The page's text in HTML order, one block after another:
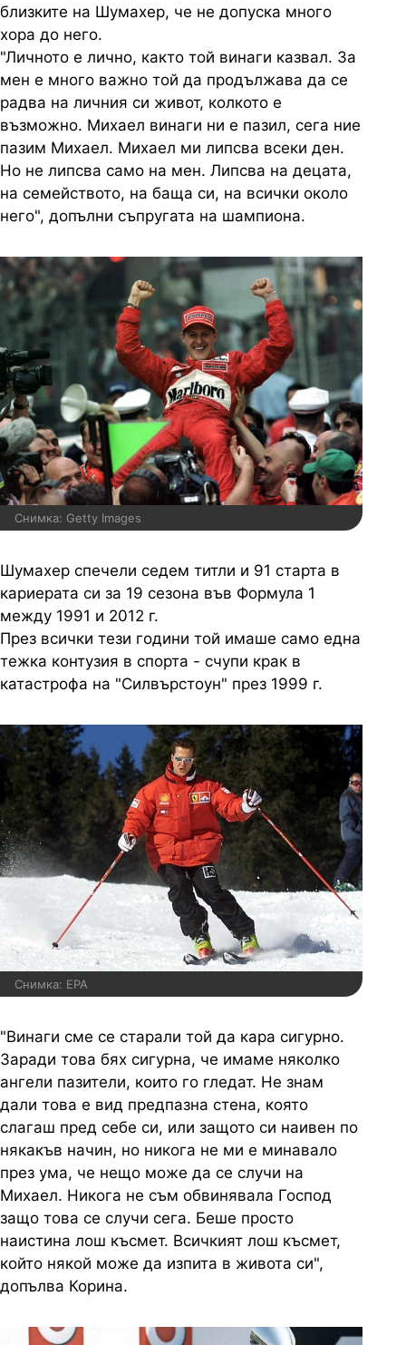
близките на Шумахер, че не допуска много
хора до него.
"Личното е лично, както той винаги казвал. За
мен е много важно той да продължава да се
радва на личния си живот, колкото е
възможно. Михаел винаги ни е пазил, сега ние
пазим Михаел. Михаел ми липсва всеки ден.
Но не липсва само на мен. Липсва на децата,
на семейството, на баща си, на всички около
него", допълни съпругата на шампиона.
Снимка: Getty Images
Шумахер спечели седем титли и 91 старта в
кариерата си за 19 сезона във Формула 1
между 1991 и 2012 г.
През всички тези години той имаше само една
тежка контузия в спорта - счупи крак в
катастрофа на "Силвърстоун" през 1999 г.
Снимка: EPA
"Винаги сме се старали той да кара сигурно.
Заради това бях сигурна, че имаме няколко
ангели пазители, които го гледат. Не знам
дали това е вид предпазна стена, която
слагаш пред себе си, или защото си наивен по
някакъв начин, но никога не ми е минавало
през ума, че нещо може да се случи на
Михаел. Никога не съм обвинявала Господ
защо това се случи сега. Беше просто
наистина лош късмет. Всичкият лош късмет,
който някой може да изпита в живота си",
допълва Корина.